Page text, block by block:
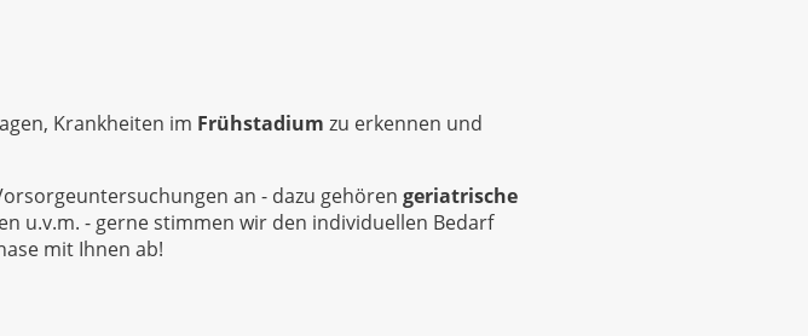
Krankheiten im Frühstadium zu erkennen und
an - dazu gehören geriatrische
u.v.m. - gerne stimmen wir den individuellen Bedarf
mit Ihnen ab!